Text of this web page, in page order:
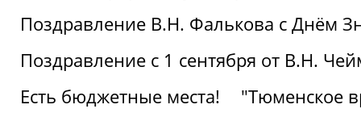
Поздравление В.Н. Фалькова с Днём
Поздравление с 1 сентября от В.Н.
Есть бюджетные места!
"Тюменское